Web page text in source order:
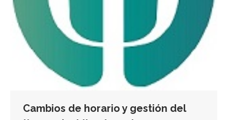
Cambios de horario y gestión del